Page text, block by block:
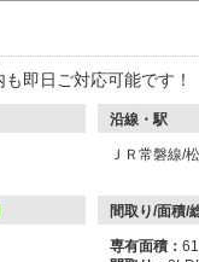
即日ご対応可能です！
沿線・駅
ＪＲ常磐線/
間取り/面積/
専有面積：